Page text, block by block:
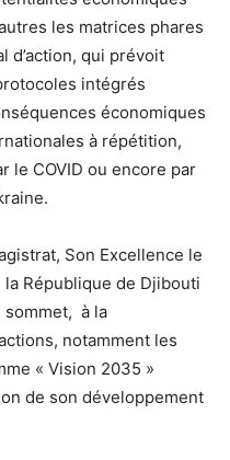
les matrices phares
d’action, qui prévoit
intégrés
économiques
à répétition,
le COVID ou encore par
Son Excellence le
République de Djibouti
sommet, à la
notamment les
« Vision 2035 »
de son développement